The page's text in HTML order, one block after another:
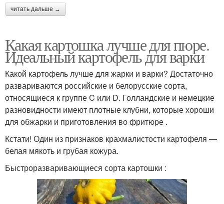
читать дальше →
Какая картошка лучше для пюре.
Идеальный картофель для варки
Какой картофель лучше для жарки и варки? Достаточно
развариваются российские и белорусские сорта,
относящиеся к группе C или D. Голландские и немецкие
разновидности имеют плотные клубни, которые хороши
для обжарки и приготовления во фритюре .
Кстати! Один из признаков крахмалистости картофеля —
белая мякоть и грубая кожура.
Быстроразваривающиеся сорта картошки :